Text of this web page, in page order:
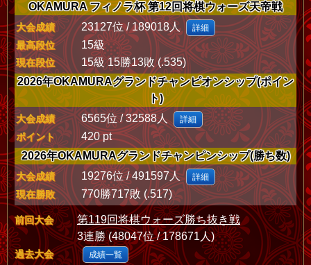
OKAMURA フィノラ杯 第12回将棋ウォーズ天帝戦
大会成績 23127位 / 189018人 詳細
最高段位 15級
現在段位
15級 15勝13敗 (.535)
2026年OKAMURAグランドチャンピオンシップ(ポイン
ト)
大会成績 6565位 / 32588人 詳細
ポイント
420 pt
2026年OKAMURAグランドチャンピンシップ(勝ち数)
大会成績 19276位 / 491597人 詳細
現在勝敗 770勝717敗 (.517)
前回大会
第119回将棋ウォーズ勝ち抜き戦
3連勝 (48047位 / 178671人)
過去大会 成績一覧